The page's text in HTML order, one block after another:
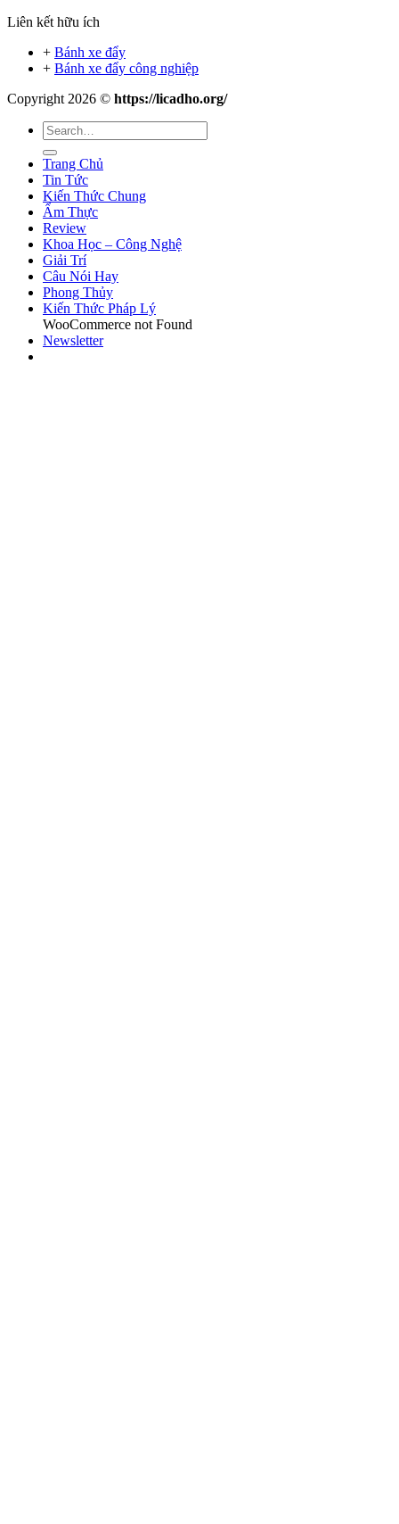
Liên kết hữu ích
+ Bánh xe đẩy
+ Bánh xe đẩy công nghiệp
Copyright 2026 © https://licadho.org/
Trang Chủ
Tin Tức
Kiến Thức Chung
Ẩm Thực
Review
Khoa Học – Công Nghệ
Giải Trí
Câu Nói Hay
Phong Thủy
Kiến Thức Pháp Lý
WooCommerce not Found
Newsletter